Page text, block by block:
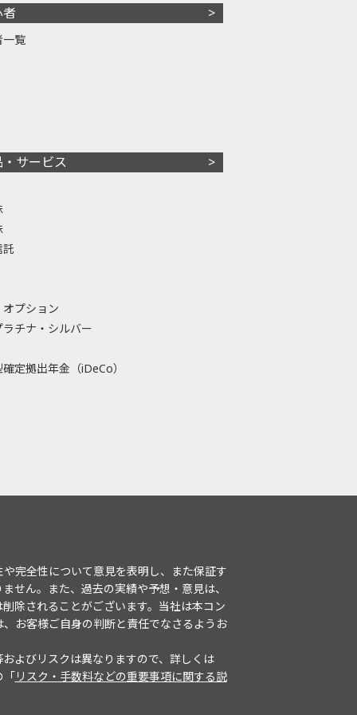
一覧
サービス
託
プション
ラチナ・シルバー
定拠出年金（iDeCo）
完全性について意見を表明し、また保証す
せん。また、過去の実績や予想・意見は、
除されることがございます。当社は本コン
お客様ご自身の判断と責任でなさるようお
よびリスクは異なりますので、詳しくは
「リスク・手数料などの重要事項に関する説